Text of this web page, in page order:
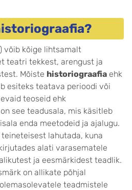
võib kõige lihtsamalt
teatri tekkest, arengust ja
Mõiste historiograafia ehk
esiteks teatava perioodi või
teoseid ehk
see teadusala, mis käsitleb
enda meetodeid ja ajalugu.
lahutada, kuna
alati varasematele
ja eesmärkidest teadlik.
on allikate põhjal
teadmistele